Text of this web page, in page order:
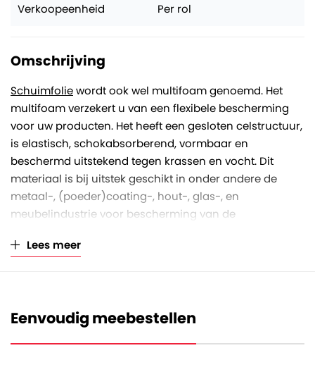
Verkoopeenheid Per rol
Omschrijving
Schuimfoliewordt ook wel multifoam genoemd. Het
multifoam verzekert u van een flexibele bescherming
voor uw producten. Het heeft een gesloten celstructuur,
is elastisch, schokabsorberend, vormbaar en
beschermd uitstekend tegen krassen en vocht. Dit
materiaal is bij uitstek geschikt in onder andere de
metaal-, (poeder)coating-, hout-, glas-, en
meubelindustrie voor bescherming van de
Deze witte rol multifoam heeft een breedte van 125
gewikkeld op een kartonnen koker met een inwendige
diameter van 76 millimeter. Een volledige rol heeft een
totale diameter van circa 84 centimeter.
Lees meer
Eenvoudig meebestellen